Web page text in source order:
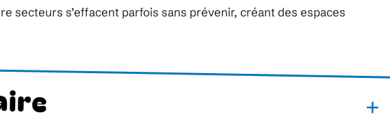
secteurs s’effacent parfois sans prévenir, créant des espaces